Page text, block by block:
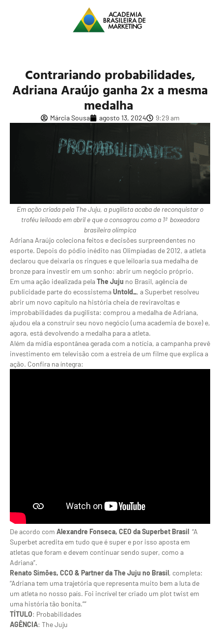
Contrariando probabilidades,
Adriana Araújo ganha 2x a mesma
medalha
Márcia Sousa agosto 13, 2024 9:29 am
Em ação criada pela The Juju, a pugilista acaba de reconquistar o
troféu leiloado em abril e que a consagrou como a 1ª boxeadora
brasileira olímpica
Adriana Araújo coleciona feitos e decisões surpreendentes no
esporte. Depois do pódio inédito nas Olimpíadas de 2012, a atleta
declarou que deixaria os ringues e que leiloaria sua medalha de
bronze para investir em um sonho: abrir um negócio próprio.
Em uma ação idealizada pelaThe Juju no Brasil, agência de
publicidade parte do ecossistemaUntold_, a Superbet resolveu
abrir um novo capítulo na história cheia de reviravoltas e
improbabilidades da pugilista: comprou a medalha de Adriana,
ajudou ela a construir seu novo negócio (uma academia de boxe) e,
agora, está devolvendo a medalha para a atleta.
Além da mídia espontânea gerada com a notícia, a campanha prevê
investimento em televisão com a estreia de um filme que explica a
ação. Confira na íntegra:
De acordo com Alexandre Fonseca, CEO da Superbet Brasil “A
Superbet acredita em tudo que é super e por isso aposta em
atletas que foram e devem continuar sendo super, como a
Adriana”.
Renato Simões, CCO & Partner da The Juju no Brasil, completa:
“Adriana tem uma trajetória que representa muito bem a luta de
um atleta no nosso país. Foi incrível ter criado um plot twist em
uma história tão bonita.””
TÍTULO: Probabilidades
AGÊNCIA: The Juju